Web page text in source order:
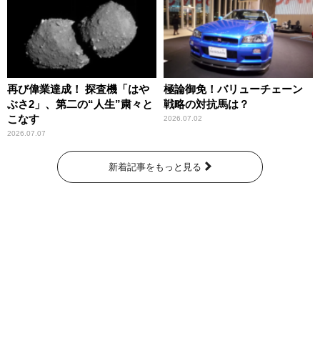
再び偉業達成！ 探査機「はや
ぶさ2」、第二の“人生”粛々と
こなす
2026.07.07
極論御免！バリューチェーン
戦略の対抗馬は？
2026.07.02
新着記事をもっと見る